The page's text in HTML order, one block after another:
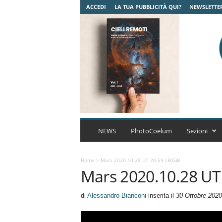
ACCEDI LA TUA PUBBLICITÀ QUI?
C
u
m
A
r
NEWS PhotoCoelum Sezioni
Home > Mars 2020.10.28 UT 20.59 LR(g)B
Mars 2020.10.28
di Alessandro Bianconi inserita il 30 Ottobre 2020